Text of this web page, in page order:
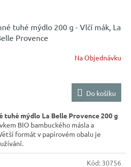
tuhé mýdlo 200 g - Vlčí mák, La
Provence
Na Objednávku
Do košíku
tuhé mýdlo La Belle Provence 200 g
BIO bambuckého másla a
formát v papírovém obalu je
Kód: 30756